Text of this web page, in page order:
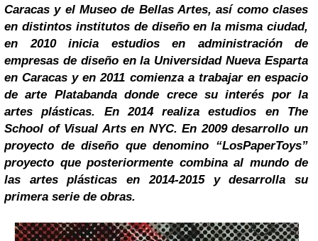
Caracas y el Museo de Bellas Artes, así como clases
en distintos institutos de diseño en la misma ciudad,
en 2010 inicia estudios en administración de
empresas de diseño en la Universidad Nueva Esparta
en Caracas y en 2011 comienza a trabajar en espacio
de arte Platabanda donde crece su interés por la
artes plásticas. En 2014 realiza estudios en The
School of Visual Arts en NYC. En 2009 desarrollo un
proyecto de diseño que denomino “LosPaperToys”
proyecto que posteriormente combina al mundo de
las artes plásticas en 2014-2015 y desarrolla su
primera serie de obras.